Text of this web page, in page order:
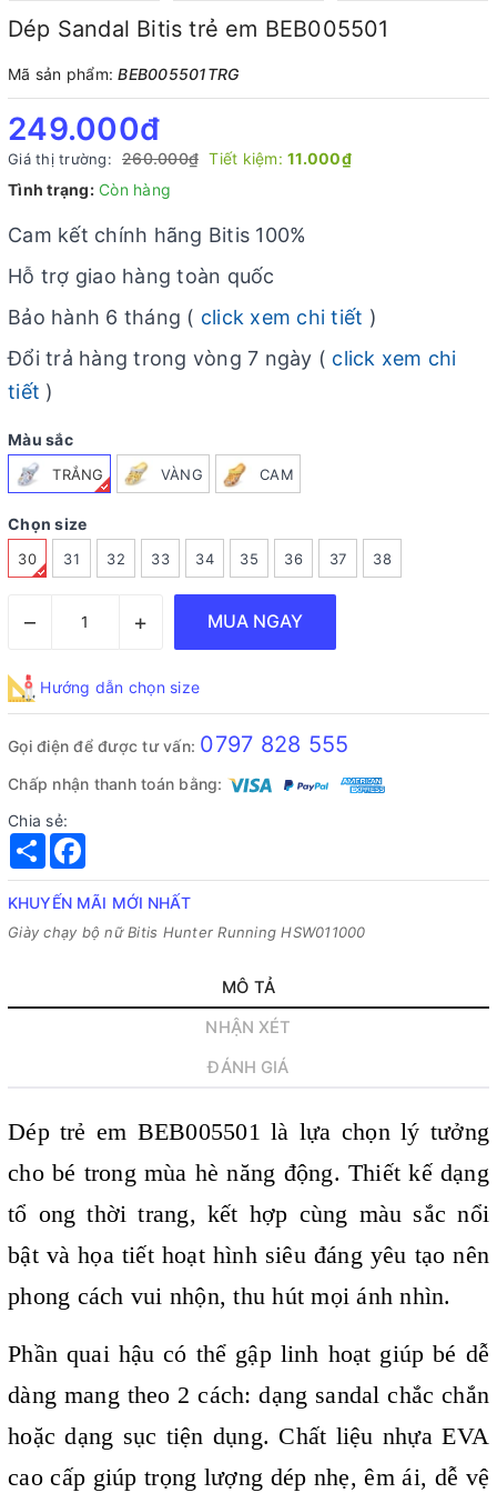
Dép Sandal Bitis trẻ em BEB005501
Mã sản phẩm:BEB005501TRG
249.000₫
Giá thị trường: 260.000₫ Tiết kiệm: 11.000₫
Tình trạng: Còn hàng
Cam kết chính hãng Bitis 100%
Hỗ trợ giao hàng toàn quốc
Bảo hành 6 tháng ( click xem chi tiết )
Đổi trả hàng trong vòng 7 ngày ( click xem chi
tiết )
Màu sắc
TRẮNG VÀNG CAM
Chọn size
30 31 32 33 34 35 36 37 38
– + MUA NGAY
Hướng dẫn chọn size
Gọi điện để được tư vấn: 0797 828 555
Chấp nhận thanh toán bằng:
Chia sẻ:
Share
KHUYẾN MÃI MỚI NHẤT
Giày chạy bộ nữ Bitis Hunter Running HSW011000
MÔ TẢ
NHẬN XÉT
ĐÁNH GIÁ
Dép trẻ em BEB005501 là lựa chọn lý tưởng
cho bé trong mùa hè năng động. Thiết kế dạng
tổ ong thời trang, kết hợp cùng màu sắc nổi
bật và họa tiết hoạt hình siêu đáng yêu tạo nên
phong cách vui nhộn, thu hút mọi ánh nhìn.
Phần quai hậu có thể gập linh hoạt giúp bé dễ
dàng mang theo 2 cách: dạng sandal chắc chắn
hoặc dạng sục tiện dụng. Chất liệu nhựa EVA
cao cấp giúp trọng lượng dép nhẹ, êm ái, dễ vệ